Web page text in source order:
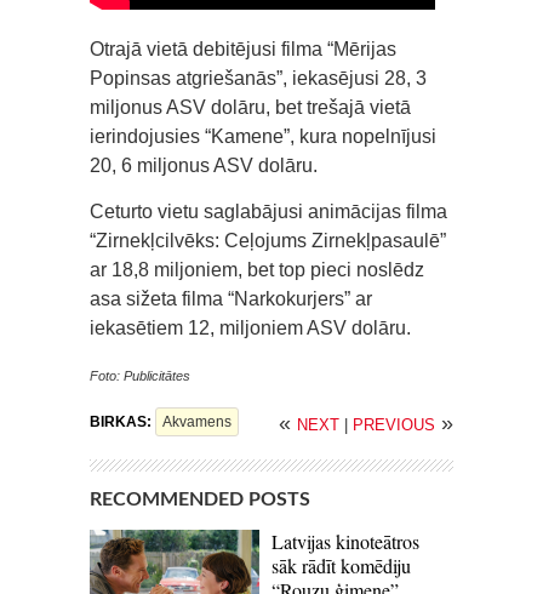
Otrajā vietā debitējusi filma “Mērijas
Popinsas atgriešanās”, iekasējusi 28, 3
miljonus ASV dolāru, bet trešajā vietā
ierindojusies “Kamene”, kura nopelnījusi
20, 6 miljonus ASV dolāru.
Ceturto vietu saglabājusi animācijas filma
“Zirnekļcilvēks: Ceļojums Zirnekļpasaulē”
ar 18,8 miljoniem, bet top pieci noslēdz
asa sižeta filma “Narkokurjers” ar
iekasētiem 12, miljoniem ASV dolāru.
Foto: Publicitātes
BIRKAS: Akvamens « NEXT PREVIOUS »
RECOMMENDED POSTS
Latvijas kinoteātros
sāk rādīt komēdiju